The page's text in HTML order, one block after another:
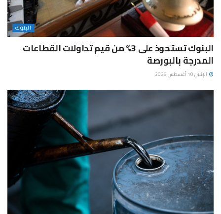
البنوك
البنوك تستحوذ على 3% من قيم تداولات القطاعات
المدرجة بالبورصة
الإثنين 10 أغسطس 2026